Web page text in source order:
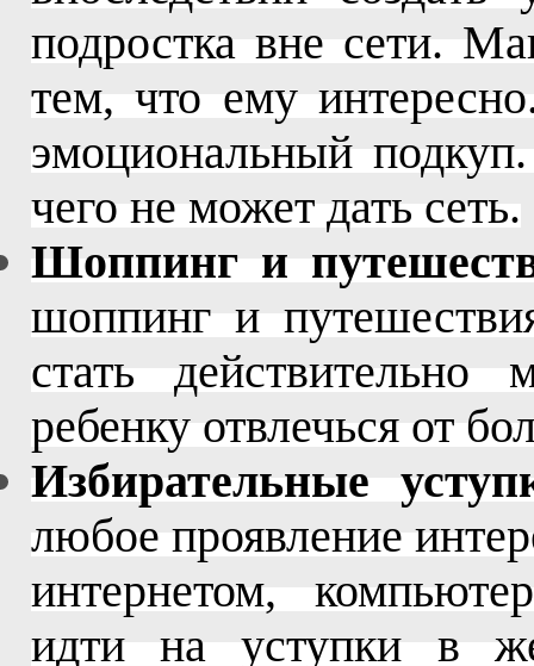
подростка вне сети.
тем, что ему
эмоциональный
чего не может дать сеть.
Шоппинг и
шоппинг и
стать
ребенку отвлечься от
Избирательные
любое проявление
интернетом,
идти на уступки в